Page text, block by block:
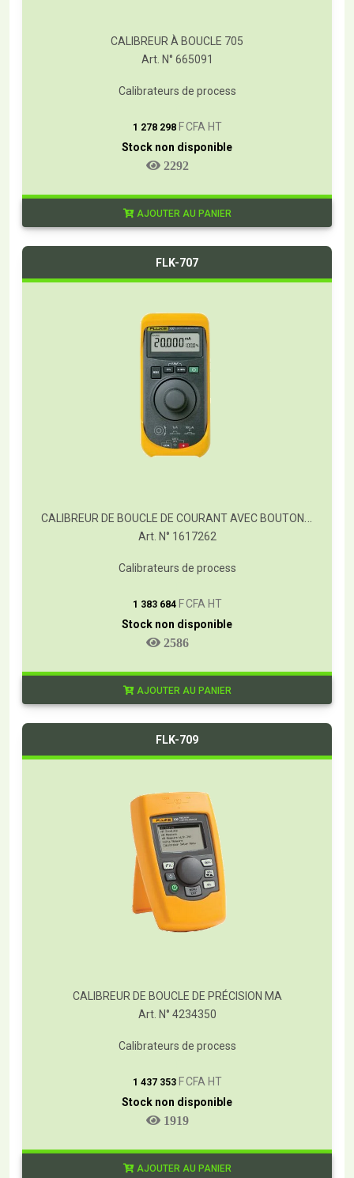
CALIBREUR À BOUCLE 705
Art. N° 665091
Calibrateurs de process
1 278 298 F CFA HT
Stock non disponible
2292
AJOUTER AU PANIER
FLK-707
CALIBREUR DE BOUCLE DE COURANT AVEC BOUTON DE CLIC RAPIDE
Art. N° 1617262
Calibrateurs de process
1 383 684 F CFA HT
Stock non disponible
2586
AJOUTER AU PANIER
FLK-709
CALIBREUR DE BOUCLE DE PRÉCISION MA
Art. N° 4234350
Calibrateurs de process
1 437 353 F CFA HT
Stock non disponible
1919
AJOUTER AU PANIER